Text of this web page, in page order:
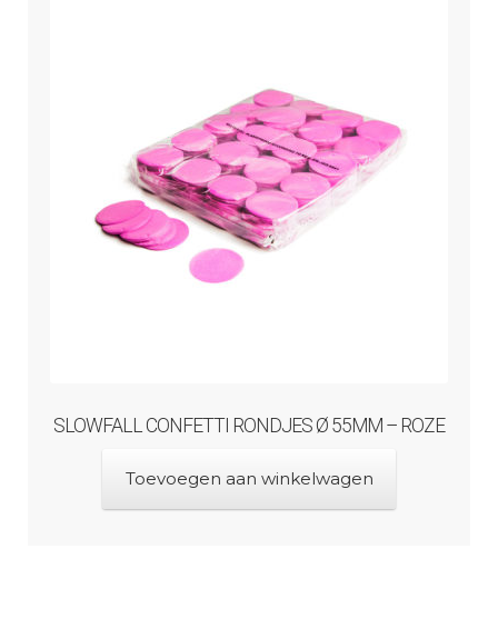
SLOWFALL CONFETTI RONDJES Ø 55MM – ROZE
Toevoegen aan winkelwagen